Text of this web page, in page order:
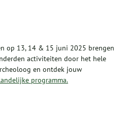
op 13, 14 & 15 juni 2025 brengen
activiteiten door het hele
en ontdek jouw
programma.